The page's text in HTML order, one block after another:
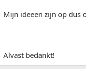
Mijn ideeën zijn op dus
Alvast bedankt!